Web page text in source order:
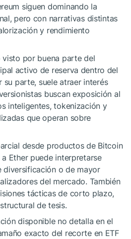
siguen dominando la
pero con narrativas distintas
y rendimiento
por buena parte del
activo de reserva dentro del
parte, suele atraer interés
buscan exposición al
inteligentes, tokenización y
que operan sobre
desde productos de Bitcoin
Ether puede interpretarse
diversificación o de mayor
del mercado. También
tácticas de corto plazo,
de tesis.
disponible no detalla en el
exacto del recorte en ETF